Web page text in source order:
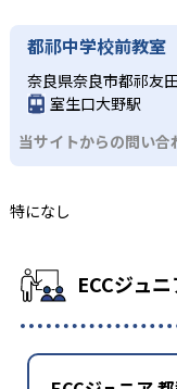
都祁中学校前教室
奈良県奈良市都祁友
室生口大野駅
当サイトからの問い
特になし
ECCジュ